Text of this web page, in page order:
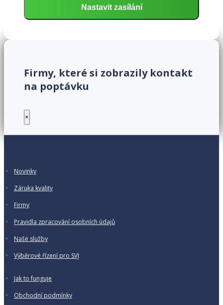
Firmy, které si zobrazily kontakt
na poptávku
×
Novinky
Záruka kvality
Firmy
Pravidla zpracování osobních údajů
Naše služby
Výběrové řízení pro SVJ
Jak to funguje
Obchodní podmínky